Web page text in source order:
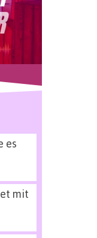
es
mit